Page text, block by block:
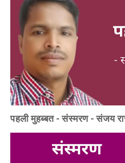
पहली मुहब्बत - संस्मरण - संजय